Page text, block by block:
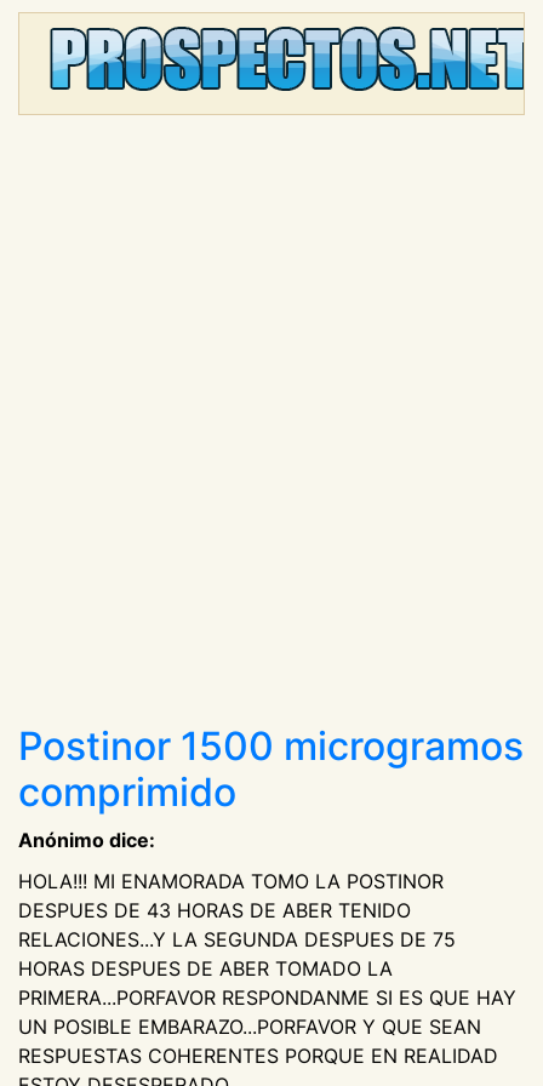
Postinor 1500 microgramos
comprimido
Anónimo dice:
HOLA!!! MI ENAMORADA TOMO LA POSTINOR
DESPUES DE 43 HORAS DE ABER TENIDO
RELACIONES...Y LA SEGUNDA DESPUES DE 75
HORAS DESPUES DE ABER TOMADO LA
PRIMERA...PORFAVOR RESPONDANME SI ES QUE HAY
UN POSIBLE EMBARAZO...PORFAVOR Y QUE SEAN
RESPUESTAS COHERENTES PORQUE EN REALIDAD